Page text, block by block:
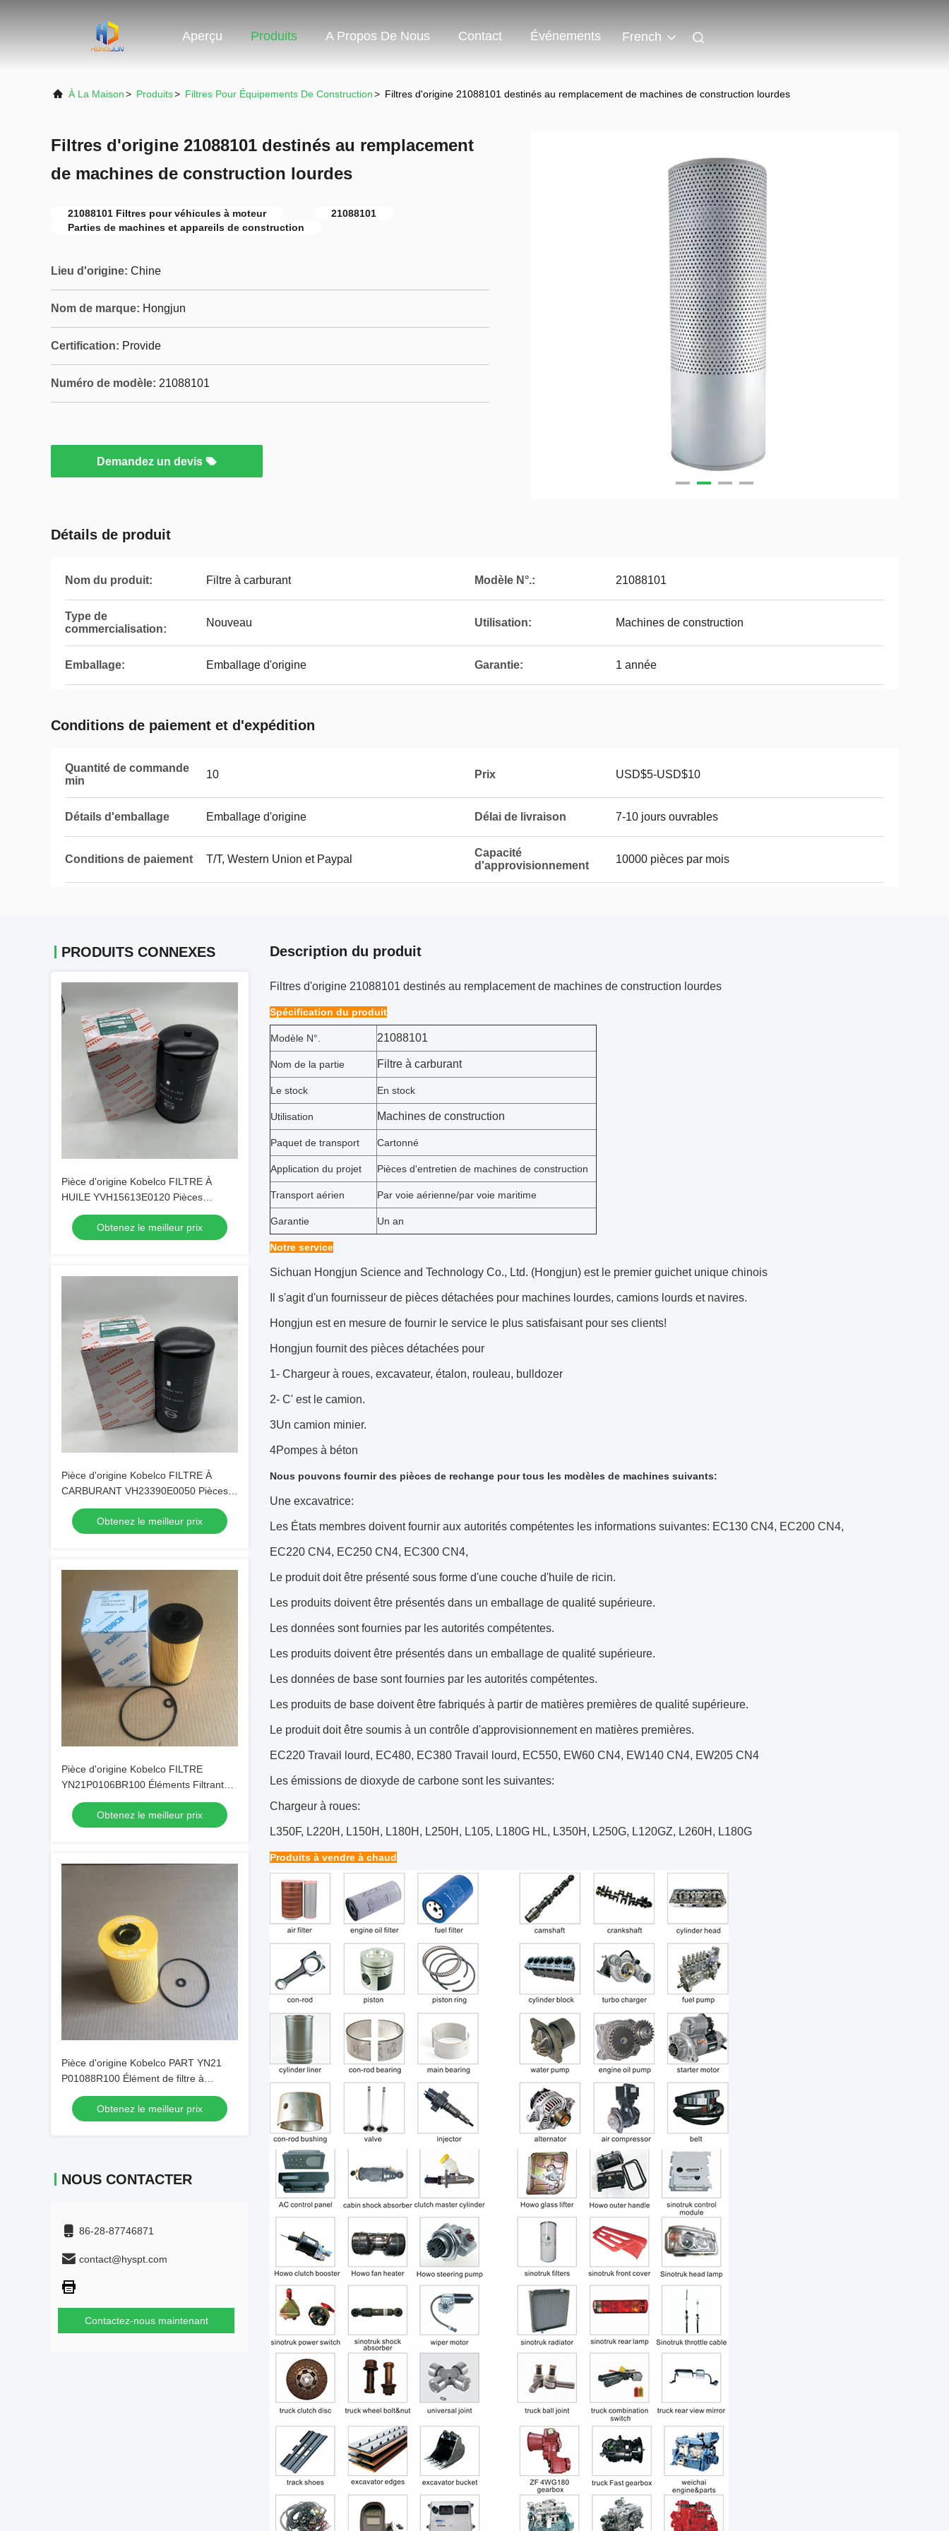
Aperçu Produits A Propos De Nous Contact Événements French
À La Maison> Produits> Filtres Pour Équipements De Construction> Filtres d'origine 21088101 destinés au remplacement de machines de construction lourdes
Filtres d'origine 21088101 destinés au remplacement
de machines de construction lourdes
21088101 Filtres pour véhicules à moteur
21088101
Parties de machines et appareils de construction
Lieu d'origine: Chine
Nom de marque: Hongjun
Certification: Provide
Numéro de modèle: 21088101
Demandez un devis
Détails de produit
Nom du produit: Filtre à carburant Modèle N°.: 21088101
Type de
commercialisation:
Nouveau Utilisation: Machines de construction
Emballage: Emballage d'origine Garantie: 1 année
Conditions de paiement et d'expédition
Quantité de commande
min
10 Prix USD$5-USD$10
Détails d'emballage Emballage d'origine Délai de livraison 7-10 jours ouvrables
Conditions de paiement T/T, Western Union et Paypal
Capacité
d'approvisionnement
10000 pièces par mois
PRODUITS CONNEXES
Pièce d'origine Kobelco FILTRE À
HUILE YVH15613E0120 Pièces
d'origine
Obtenez le meilleur prix
Pièce d'origine Kobelco FILTRE À
CARBURANT VH23390E0050 Pièces
d'origine
Obtenez le meilleur prix
Pièce d'origine Kobelco FILTRE
YN21P0106BR100 Éléments Filtrants
Originaux
Obtenez le meilleur prix
Pièce d'origine Kobelco PART YN21
P01088R100 Élément de filtre à
carburant d'origine
Obtenez le meilleur prix
NOUS CONTACTER
86-28-87746871
contact@hyspt.com
Contactez-nous maintenant
Description du produit
Filtres d'origine 21088101 destinés au remplacement de machines de construction lourdes
Spécification du produit
Modèle N°. 21088101
Nom de la partie Filtre à carburant
Le stock En stock
Utilisation Machines de construction
Paquet de transport Cartonné
Application du projet Pièces d'entretien de machines de construction
Transport aérien Par voie aérienne/par voie maritime
Garantie Un an
Notre service
Sichuan Hongjun Science and Technology Co., Ltd. (Hongjun) est le premier guichet unique chinois
Il s'agit d'un fournisseur de pièces détachées pour machines lourdes, camions lourds et navires.
Hongjun est en mesure de fournir le service le plus satisfaisant pour ses clients!
Hongjun fournit des pièces détachées pour
1- Chargeur à roues, excavateur, étalon, rouleau, bulldozer
2- C' est le camion.
3Un camion minier.
4Pompes à béton
Nous pouvons fournir des pièces de rechange pour tous les modèles de machines suivants:
Une excavatrice:
Les États membres doivent fournir aux autorités compétentes les informations suivantes: EC130 CN4, EC200 CN4,
EC220 CN4, EC250 CN4, EC300 CN4,
Le produit doit être présenté sous forme d'une couche d'huile de ricin.
Les produits doivent être présentés dans un emballage de qualité supérieure.
Les données sont fournies par les autorités compétentes.
Les produits doivent être présentés dans un emballage de qualité supérieure.
Les données de base sont fournies par les autorités compétentes.
Les produits de base doivent être fabriqués à partir de matières premières de qualité supérieure.
Le produit doit être soumis à un contrôle d'approvisionnement en matières premières.
EC220 Travail lourd, EC480, EC380 Travail lourd, EC550, EW60 CN4, EW140 CN4, EW205 CN4
Les émissions de dioxyde de carbone sont les suivantes:
Chargeur à roues:
L350F, L220H, L150H, L180H, L250H, L105, L180G HL, L350H, L250G, L120GZ, L260H, L180G
Produits à vendre à chaud